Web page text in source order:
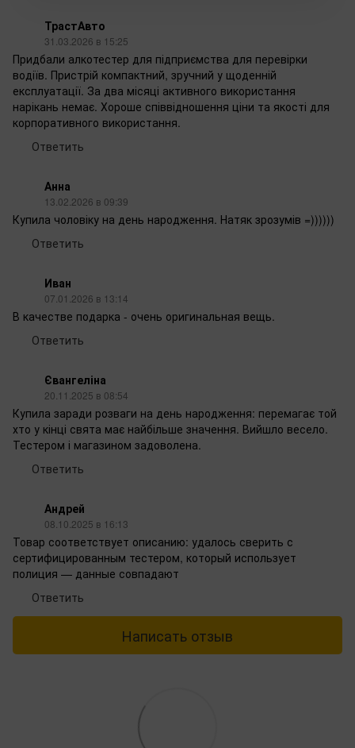
ТрастАвто
31.03.2026 в 15:25
Придбали алкотестер для підприємства для перевірки
водіїв. Пристрій компактний, зручний у щоденній
експлуатації. За два місяці активного використання
нарікань немає. Хороше співвідношення ціни та якості для
корпоративного використання.
Ответить
Анна
13.02.2026 в 09:39
Купила чоловіку на день народження. ‌Натяк зрозумів =))))))
Ответить
Иван
07.01.2026 в 13:14
В качестве подарка - очень оригинальная вещь.
Ответить
Євангеліна
20.11.2025 в 08:54
Купила заради розваги на день народження: перемагає той
хто у кінці свята має найбільше значення. Вийшло весело.
Тестером і магазином задоволена.
Ответить
Андрей
08.10.2025 в 16:13
Товар соответствует описанию: удалось сверить с
сертифицированным тестером, который использует
полиция — данные совпадают
Ответить
Написать отзыв